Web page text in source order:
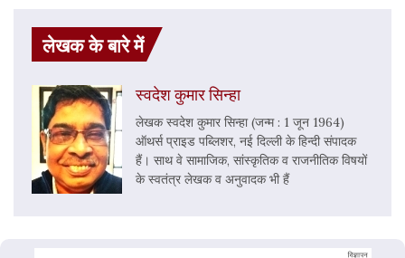
लेखक के बारे में
स्वदेश कुमार सिन्हा
लेखक स्वदेश कुमार सिन्हा (जन्म : 1 जून 1964)
ऑथर्स प्राइड पब्लिशर, नई दिल्ली के हिन्दी संपादक
हैं। साथ वे सामाजिक, सांस्कृतिक व राजनीतिक विषयों
के स्वतंत्र लेखक व अनुवादक भी हैं